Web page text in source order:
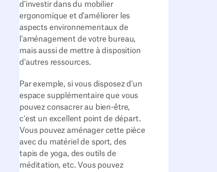
d'investir dans du mobilier
ergonomique et d'améliorer les
aspects environnementaux de
l'aménagement de votre bureau,
mais aussi de mettre à disposition
d'autres ressources.
Par exemple, si vous disposez d'un
espace supplémentaire que vous
pouvez consacrer au bien-être,
c'est un excellent point de départ.
Vous pouvez aménager cette pièce
avec du matériel de sport, des
tapis de yoga, des outils de
méditation, etc. Vous pouvez